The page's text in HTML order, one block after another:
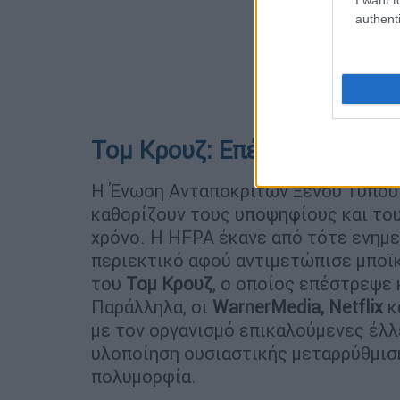
Τομ Κρουζ: Επέστρεψε τις
Η Ένωση Ανταποκριτών Ξένου
καθορίζουν τους υποψηφίους και
χρόνο. Η HFPA έκανε από τότε
περιεκτικό αφού αντιμετώπισε
του Τομ Κρουζ, ο οποίος επέστρεψε
Παράλληλα, οι WarnerMedia, Netflix
με τον οργανισμό επικαλούμενες
υλοποίηση ουσιαστικής
πολυμορφία.